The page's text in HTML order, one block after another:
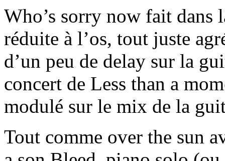
Who’s sorry now fait dans
réduite à l’os, tout juste
d’un peu de delay sur la
concert de Less than a
modulé sur le mix de la
Tout comme over the sun